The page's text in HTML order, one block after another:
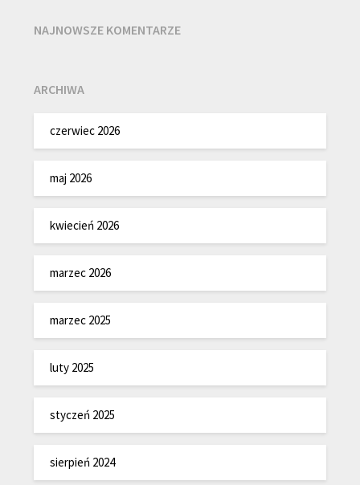
NAJNOWSZE KOMENTARZE
ARCHIWA
czerwiec 2026
maj 2026
kwiecień 2026
marzec 2026
marzec 2025
luty 2025
styczeń 2025
sierpień 2024